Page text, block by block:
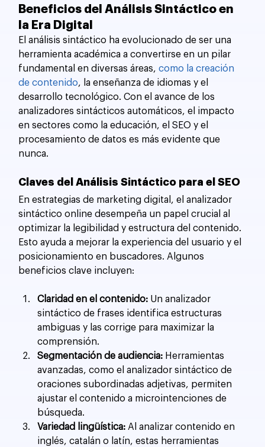
Beneficios del Análisis Sintáctico en
la Era Digital
El análisis sintáctico ha evolucionado de ser una
herramienta académica a convertirse en un pilar
fundamental en diversas áreas, como la creación
de contenido, la enseñanza de idiomas y el
desarrollo tecnológico. Con el avance de los
analizadores sintácticos automáticos, el impacto
en sectores como la educación, el SEO y el
procesamiento de datos es más evidente que
nunca.
Claves del Análisis Sintáctico para el SEO
En estrategias de marketing digital, el analizador
sintáctico online desempeña un papel crucial al
optimizar la legibilidad y estructura del contenido.
Esto ayuda a mejorar la experiencia del usuario y el
posicionamiento en buscadores. Algunos
beneficios clave incluyen:
Claridad en el contenido: Un analizador
sintáctico de frases identifica estructuras
ambiguas y las corrige para maximizar la
comprensión.
Segmentación de audiencia: Herramientas
avanzadas, como el analizador sintáctico de
oraciones subordinadas adjetivas, permiten
ajustar el contenido a microintenciones de
búsqueda.
Variedad lingüística: Al analizar contenido en
inglés, catalán o latín, estas herramientas